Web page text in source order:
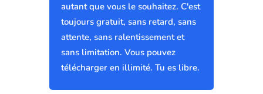
autant que vous le souhaitez. C'est
toujours gratuit, sans retard, sans
attente, sans ralentissement et
sans limitation. Vous pouvez
télécharger en illimité. Tu es libre.